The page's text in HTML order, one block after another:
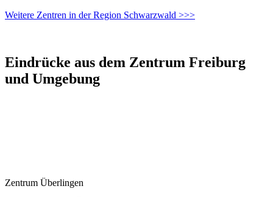
Weitere Zentren in der Region Schwarzwald >>>
Eindrücke aus dem Zentrum Freiburg
und Umgebung
Zentrum Überlingen